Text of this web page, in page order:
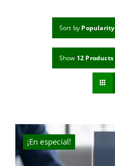
Sort by Popularity
Show 12 Products
¡En especial!